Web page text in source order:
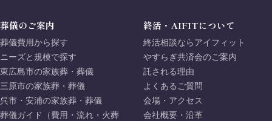
葬儀のご案内
葬儀費用から探す
ニーズと規模で探す
東広島市の家族葬・葬儀
三原市の家族葬・葬儀
呉市・安浦の家族葬・葬儀
葬儀ガイド（費用・流れ・火葬
終活・AIFITについて
終活相談ならアイフィット
やすらぎ共済会のご案内
託される理由
よくあるご質問
会場・アクセス
会社概要・沿革